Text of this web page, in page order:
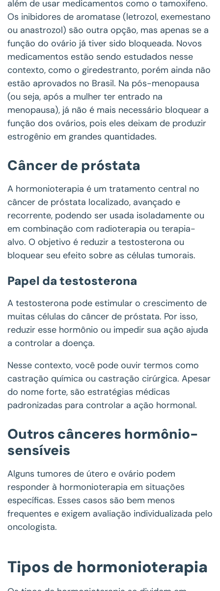
além de usar medicamentos como o tamoxifeno.
Os inibidores de aromatase (letrozol, exemestano
ou anastrozol) são outra opção, mas apenas se a
função do ovário já tiver sido bloqueada. Novos
medicamentos estão sendo estudados nesse
contexto, como o giredestranto, porém ainda não
estão aprovados no Brasil. Na pós-menopausa
(ou seja, após a mulher ter entrado na
menopausa), já não é mais necessário bloquear a
função dos ovários, pois eles deixam de produzir
estrogênio em grandes quantidades.
Câncer de próstata
A hormonioterapia é um tratamento central no
câncer de próstata localizado, avançado e
recorrente, podendo ser usada isoladamente ou
em combinação com radioterapia ou terapia-
alvo. O objetivo é reduzir a testosterona ou
bloquear seu efeito sobre as células tumorais.
Papel da testosterona
A testosterona pode estimular o crescimento de
muitas células do câncer de próstata. Por isso,
reduzir esse hormônio ou impedir sua ação ajuda
a controlar a doença.
Nesse contexto, você pode ouvir termos como
castração química ou castração cirúrgica. Apesar
do nome forte, são estratégias médicas
padronizadas para controlar a ação hormonal.
Outros cânceres hormônio-
sensíveis
Alguns tumores de útero e ovário podem
responder à hormonioterapia em situações
específicas. Esses casos são bem menos
frequentes e exigem avaliação individualizada pelo
oncologista.
Tipos de hormonioterapia